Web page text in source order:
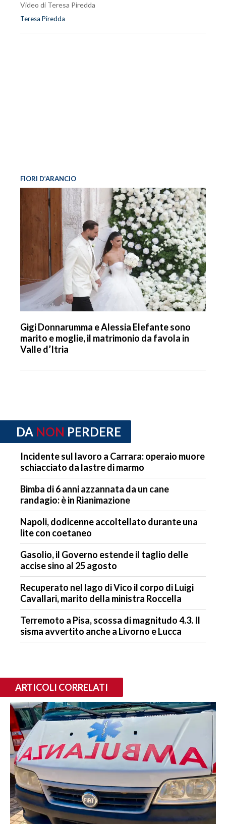
Video di Teresa Piredda
Teresa Piredda
FIORI D’ARANCIO
Gigi Donnarumma e Alessia Elefante sono
marito e moglie, il matrimonio da favola in
Valle d’Itria
DA NON PERDERE
Incidente sul lavoro a Carrara: operaio muore
schiacciato da lastre di marmo
Bimba di 6 anni azzannata da un cane
randagio: è in Rianimazione
Napoli, dodicenne accoltellato durante una
lite con coetaneo
Gasolio, il Governo estende il taglio delle
accise sino al 25 agosto
Recuperato nel lago di Vico il corpo di Luigi
Cavallari, marito della ministra Roccella
Terremoto a Pisa, scossa di magnitudo 4.3. Il
sisma avvertito anche a Livorno e Lucca
ARTICOLI CORRELATI